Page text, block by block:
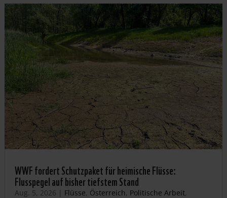
WWF fordert Schutzpaket für heimische Flüsse:
Flusspegel auf bisher tiefstem Stand
Aug. 5, 2026 | Flüsse, Österreich, Politische Arbeit,